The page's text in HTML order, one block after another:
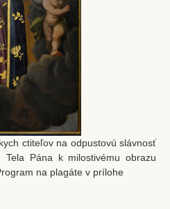
ctiteľov na odpustovú slávnosť
Tela Pána k milostivému obrazu
na plagáte v prílohe